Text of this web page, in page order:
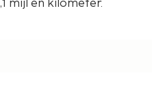
mijl en kilometer.